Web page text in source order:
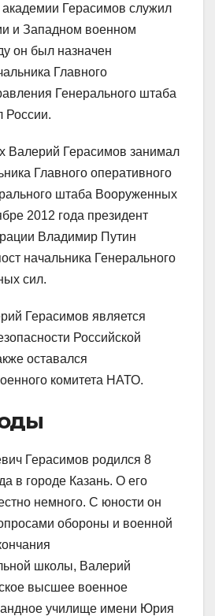
Герасимов служил
и Западном военном
он был назначен
Главного
Генерального штаба
России.
Валерий Герасимов занимал
Главного оперативного
штаба Вооруженных
2012 года президент
Владимир Путин
начальника Генерального
сил.
Герасимов является
Российской
оставался
комитета НАТО.
Герасимов родился 8
в городе Казань. О его
немного. С юности он
обороны и военной
школы, Валерий
высшее военное
училище имени Юрия